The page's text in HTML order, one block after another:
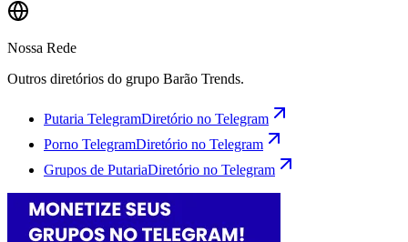
Nossa Rede
Outros diretórios do grupo Barão Trends.
Putaria TelegramDiretório no Telegram
Porno TelegramDiretório no Telegram
Grupos de PutariaDiretório no Telegram